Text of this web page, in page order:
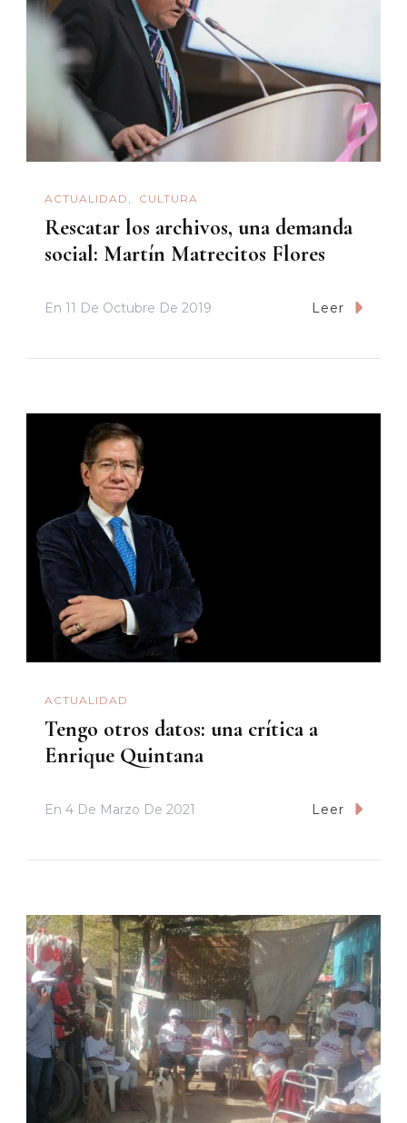
ACTUALIDAD CULTURA
Rescatar los archivos, una demanda
social: Martín Matrecitos Flores
En 11 De Octubre De 2019 Leer
ACTUALIDAD
Tengo otros datos: una crítica a
Enrique Quintana
En 4 De Marzo De 2021 Leer